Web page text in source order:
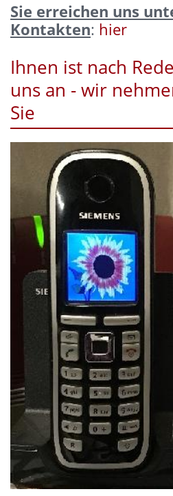
Sie erreichen uns
Kontakten: hier
Ihnen ist nach
uns an - wir
Sie